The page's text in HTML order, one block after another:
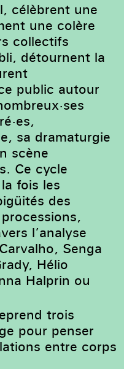
célèbrent une
une colère
collectifs
détournent la
public autour
sa dramaturgie
scène
Ce cycle
fois les
des
l’analyse
Senga
Hélio
Halprin ou
trois
pour penser
entre corps